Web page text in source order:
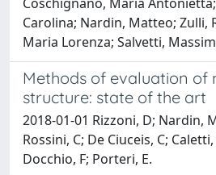
Carolina; Nardin, Matteo; Zulli,
Maria Lorenza; Salvetti,
Methods of evaluation of
structure: state of the art
2018-01-01 Rizzoni, D; Nardin,
Rossini, C; De Ciuceis, C;
Docchio, F; Porteri, E.